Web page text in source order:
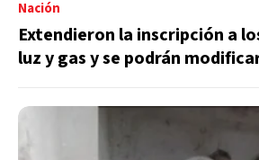
Nación
Extendieron la inscripción a
luz y gas y se podrán